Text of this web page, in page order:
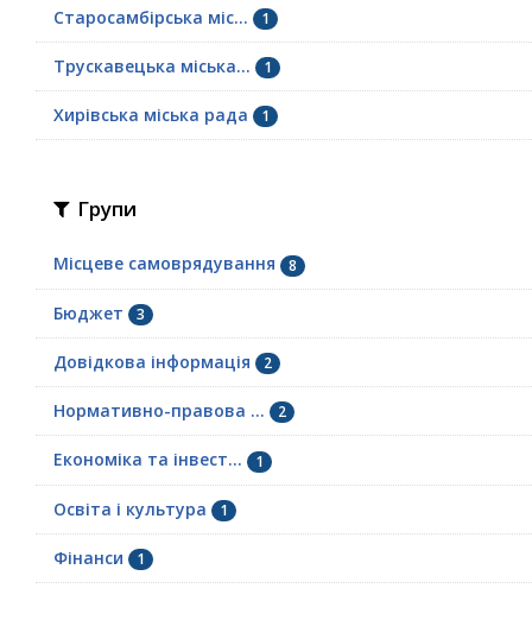
Старосамбірська міс... 1
Трускавецька міська... 1
Хирівська міська рада 1
Групи
Місцеве самоврядування 8
Бюджет 3
Довідкова інформація 2
Нормативно-правова ... 2
Економіка та інвест... 1
Освіта і культура 1
Фінанси 1